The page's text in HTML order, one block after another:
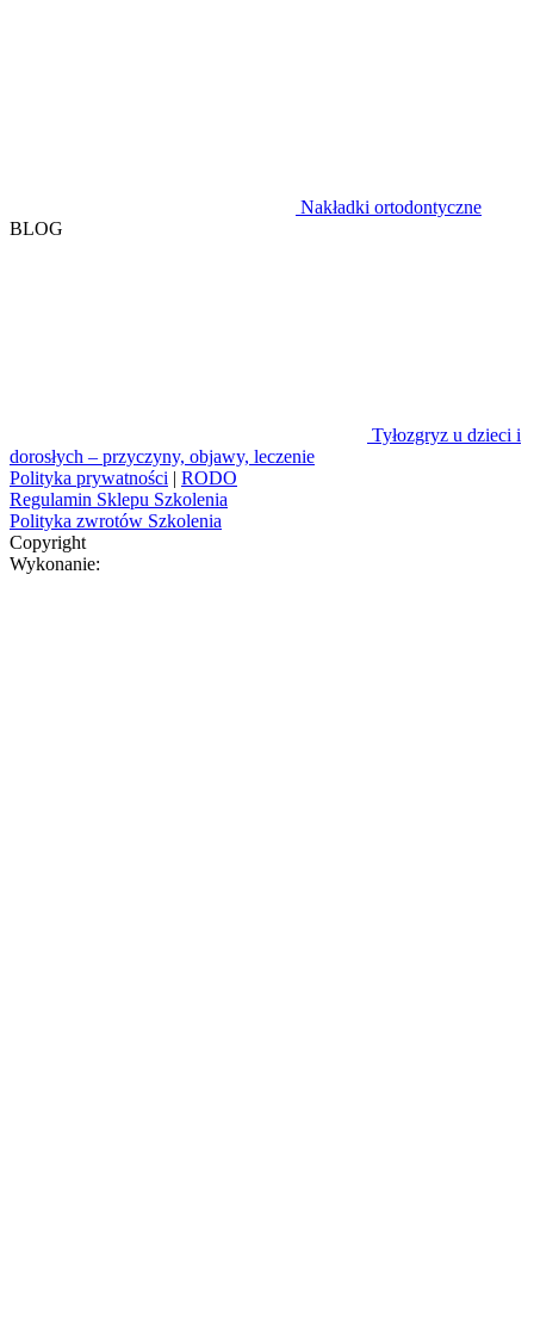
Nakładki ortodontyczne
BLOG
Tyłozgryz u dzieci i
dorosłych – przyczyny, objawy, leczenie
Polityka prywatności
RODO
Regulamin Sklepu Szkolenia
Polityka zwrotów Szkolenia
Copyright
Wykonanie: